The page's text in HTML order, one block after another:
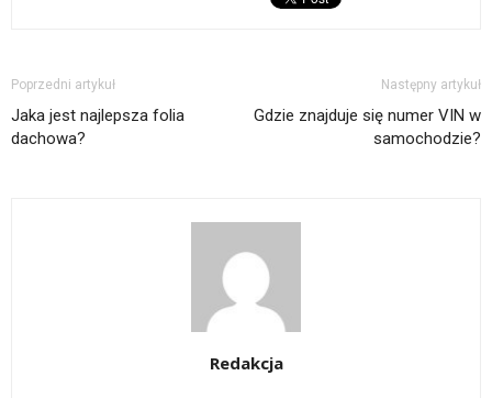
Poprzedni artykuł
Jaka jest najlepsza folia
dachowa?
Następny artykuł
Gdzie znajduje się numer VIN w
samochodzie?
Redakcja